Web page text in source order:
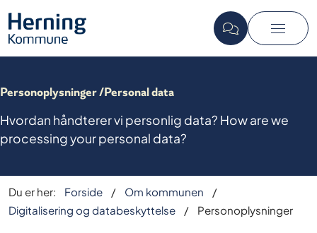
Personoplysninger /Personal data
Hvordan håndterer vi personlig data? How are we
processing your personal data?
Du er her: Forside
Om kommunen
Digitalisering og databeskyttelse
Personoplysninger